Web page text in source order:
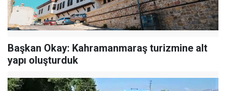
Başkan Okay: Kahramanmaraş turizmine alt
yapı oluşturduk